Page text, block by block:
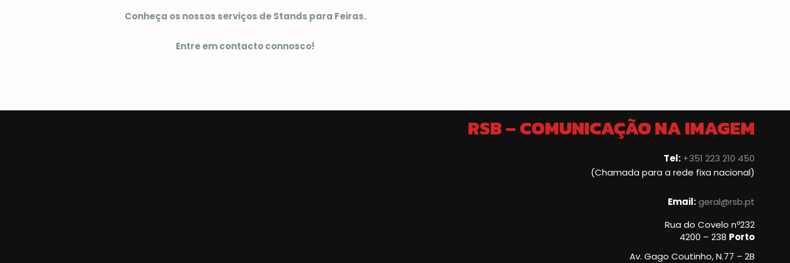
Conheça os nossos serviços de Stands para Feiras.
Entre em contacto connosco!
RSB – COMUNICAÇÃO NA IMAGEM
Tel: +351 223 210 450
(Chamada para a rede fixa nacional)
Email:geral@rsb.pt
Rua do Covelo nº232
4200 – 238 Porto
Av. Gago Coutinho, N.77 – 2B